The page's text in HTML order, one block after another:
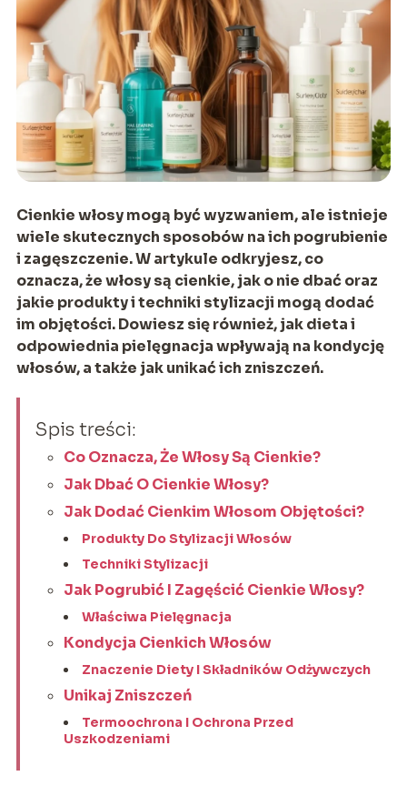
Cienkie włosy mogą być wyzwaniem, ale istnieje
wiele skutecznych sposobów na ich pogrubienie
i zagęszczenie. W artykule odkryjesz, co
oznacza, że włosy są cienkie, jak o nie dbać oraz
jakie produkty i techniki stylizacji mogą dodać
im objętości. Dowiesz się również, jak dieta i
odpowiednia pielęgnacja wpływają na kondycję
włosów, a także jak unikać ich zniszczeń.
Spis treści:
Co Oznacza, Że Włosy Są Cienkie?
Jak Dbać O Cienkie Włosy?
Jak Dodać Cienkim Włosom Objętości?
Produkty Do Stylizacji Włosów
Techniki Stylizacji
Jak Pogrubić I Zagęścić Cienkie Włosy?
Właściwa Pielęgnacja
Kondycja Cienkich Włosów
Znaczenie Diety I Składników Odżywczych
Unikaj Zniszczeń
Termoochrona I Ochrona Przed
Uszkodzeniami